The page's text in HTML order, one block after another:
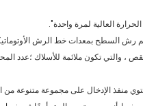
رش السطح بمعدات خط الرش
منفذ الإدخال على مجموعة متنوعة من